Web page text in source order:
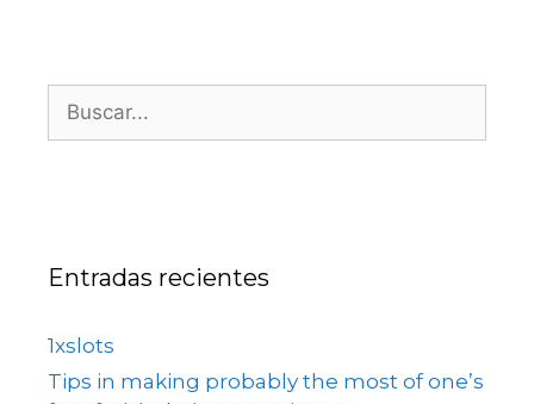
Entradas recientes
1xslots
Tips in making probably the most of one’s